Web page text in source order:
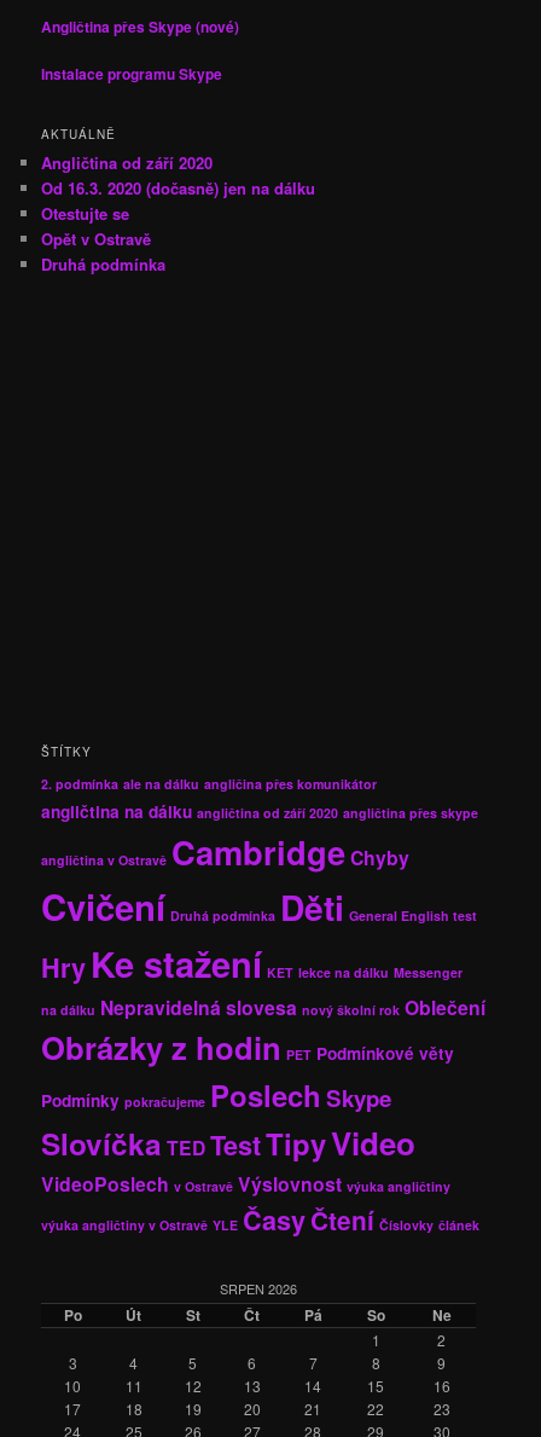
Angličtina přes Skype (nové)
Instalace programu Skype
AKTUÁLNĚ
Angličtina od září 2020
Od 16.3. 2020 (dočasně) jen na dálku
Otestujte se
Opět v Ostravě
Druhá podmínka
ŠTÍTKY
2. podmínka ale na dálku angličina přes komunikátor
angličtina na dálku angličtina od září 2020 angličtina přes skype
angličtina v Ostravě CambridgeChyby
Cvičení Druhá podmínka Děti General English test
HryKe stažení KET lekce na dálku Messenger
na dálku Nepravidelná slovesa nový školní rok Oblečení
Obrázky z hodin PET Podmínkové věty
Podmínky pokračujeme Poslech Skype
Slovíčka TEDTestTipyVideo
VideoPoslech v Ostravě Výslovnost výuka angličtiny
výuka angličtiny v Ostravě YLE ČasyČtení Číslovky článek
SRPEN 2026
Po Út St Čt Pá So Ne
1
2
3
4 5 6 7 8
9
10
11 12 13 14 15
16
17
18 19 20 21 22
23
24
25 26 27 28 29
30